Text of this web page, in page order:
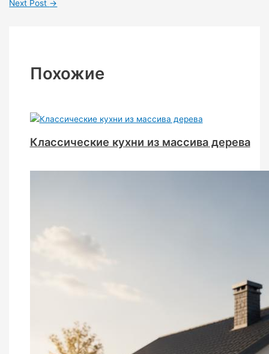
Next Post →
Похожие
Классические кухни из массива дерева